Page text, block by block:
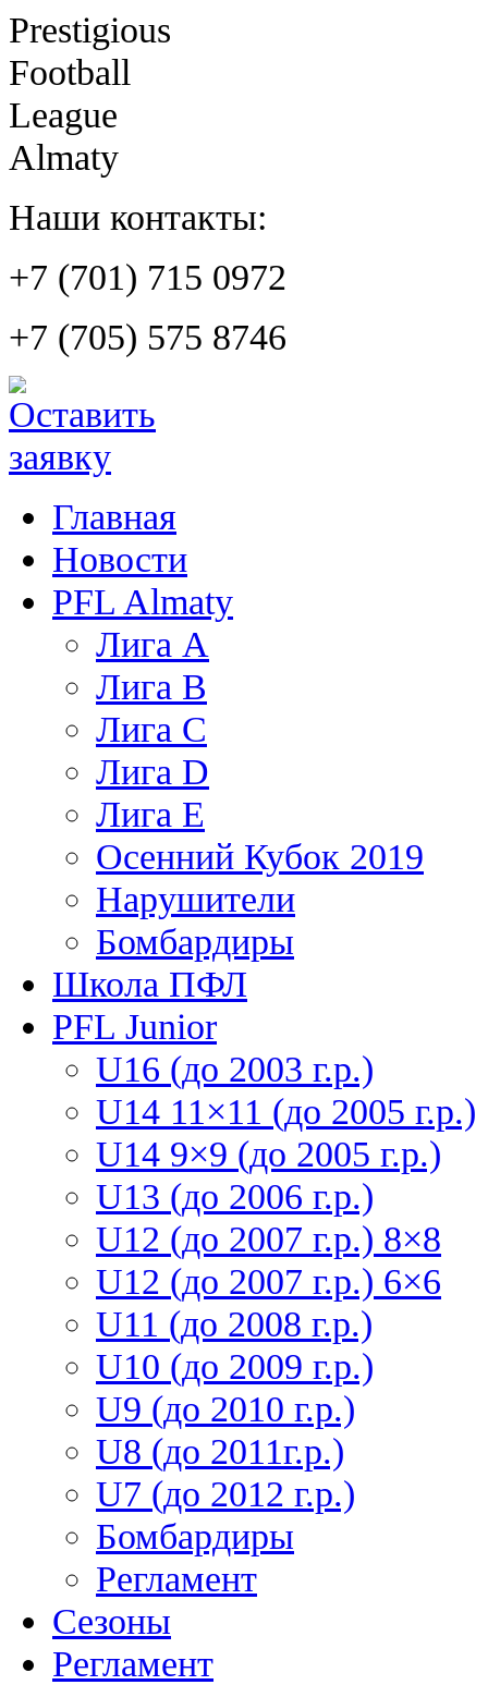
Prestigious
Football
League
Almaty
Наши контакты:
+7 (701) 715 0972
+7 (705) 575 8746
Главная
Новости
PFL Almaty
Лига A
Лига В
Лига С
Лига D
Лига Е
Осенний Кубок 2019
Нарушители
Бомбардиры
Школа ПФЛ
PFL Junior
U16 (до 2003 г.р.)
U14 11×11 (до 2005 г.р.)
U14 9×9 (до 2005 г.р.)
U13 (до 2006 г.р.)
U12 (до 2007 г.р.) 8×8
U12 (до 2007 г.р.) 6×6
U11 (до 2008 г.р.)
U10 (до 2009 г.р.)
U9 (до 2010 г.р.)
U8 (до 2011г.р.)
U7 (до 2012 г.р.)
Бомбардиры
Регламент
Сезоны
Регламент